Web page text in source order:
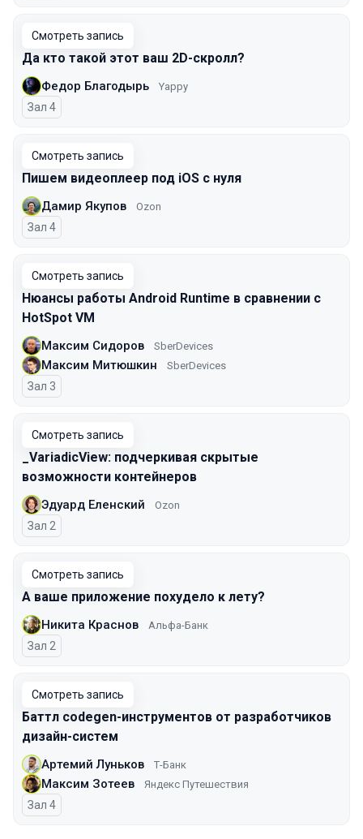
Смотреть запись
Да кто такой этот ваш 2D-скролл?
Федор Благодырь Yappy
Зал 4
Смотреть запись
Пишем видеоплеер под iOS с нуля
Дамир Якупов Ozon
Зал 4
Смотреть запись
Нюансы работы Android Runtime в сравнении с
HotSpot VM
Максим Сидоров SberDevices
Максим Митюшкин SberDevices
Зал 3
Смотреть запись
_VariadicView: подчеркивая скрытые
возможности контейнеров
Эдуард Еленский Ozon
Зал 2
Смотреть запись
А ваше приложение похудело к лету?
Никита Краснов Альфа-Банк
Зал 2
Смотреть запись
Баттл codegen-инструментов от разработчиков
дизайн-систем
Артемий Луньков Т-Банк
Максим Зотеев Яндекс Путешествия
Зал 4